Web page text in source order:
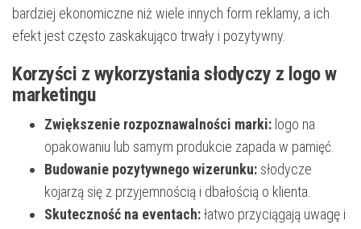
bardziej ekonomiczne niż wiele innych form reklamy, a ich
efekt jest często zaskakująco trwały i pozytywny.
Korzyści z wykorzystania słodyczy z logo w
marketingu
Zwiększenie rozpoznawalności marki: logo na
opakowaniu lub samym produkcie zapada w pamięć.
Budowanie pozytywnego wizerunku: słodycze
kojarzą się z przyjemnością i dbałością o klienta.
Skuteczność na eventach:łatwo przyciągają uwagę i